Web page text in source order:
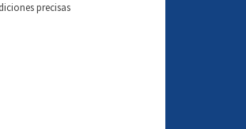
precisas